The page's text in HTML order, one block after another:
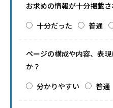
お求めの情報が十分掲載
十分だった
普通
ページの構成や内容、表
か？
分かりやすい
普通